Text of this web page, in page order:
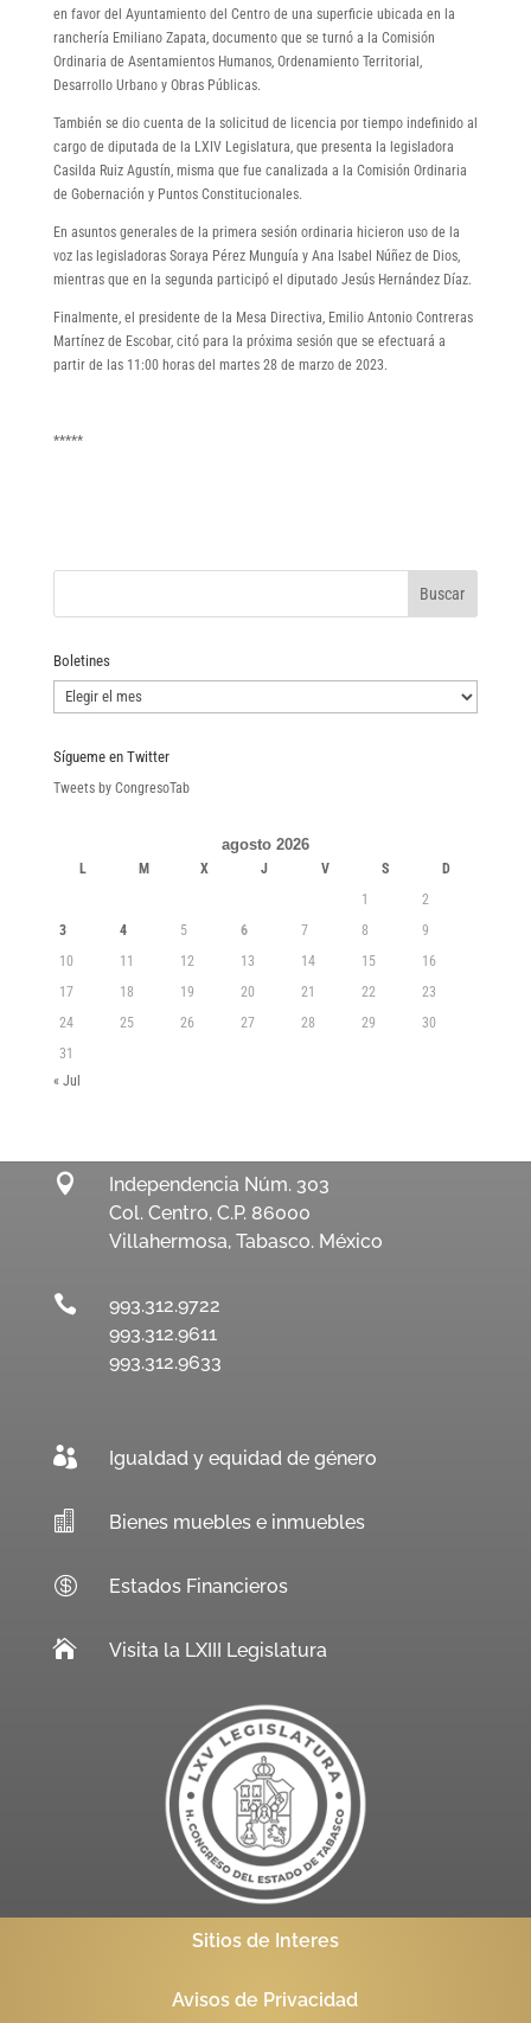
en favor del Ayuntamiento del Centro de una superficie ubicada en la
ranchería Emiliano Zapata, documento que se turnó a la Comisión
Ordinaria de Asentamientos Humanos, Ordenamiento Territorial,
Desarrollo Urbano y Obras Públicas.
También se dio cuenta de la solicitud de licencia por tiempo indefinido al
cargo de diputada de la LXIV Legislatura, que presenta la legisladora
Casilda Ruiz Agustín, misma que fue canalizada a la Comisión Ordinaria
de Gobernación y Puntos Constitucionales.
En asuntos generales de la primera sesión ordinaria hicieron uso de la
voz las legisladoras Soraya Pérez Munguía y Ana Isabel Núñez de Dios,
mientras que en la segunda participó el diputado Jesús Hernández Díaz.
Finalmente, el presidente de la Mesa Directiva, Emilio Antonio Contreras
Martínez de Escobar, citó para la próxima sesión que se efectuará a
partir de las 11:00 horas del martes 28 de marzo de 2023.
*****
Boletines
Boletines
Sígueme en Twitter
Tweets by CongresoTab
agosto 2026
L M X J V S
D
1
2
3
4 5 6 7 8
9
10
11 12 13 14 15
16
17
18 19 20 21 22
23
24
25 26 27 28 29
30
31
« Jul

Independencia Núm. 303
Col. Centro, C.P. 86000
Villahermosa, Tabasco. México

993.312.9722
993.312.9611
993.312.9633
 Igualdad y equidad de género
 Bienes muebles e inmuebles
 Estados Financieros
 Visita la LXIII Legislatura
Sitios de Interes
Avisos de Privacidad